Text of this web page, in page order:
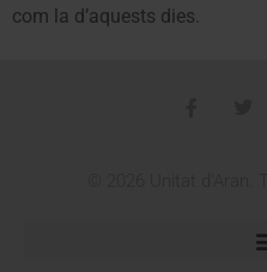
com la d’aquests dies.